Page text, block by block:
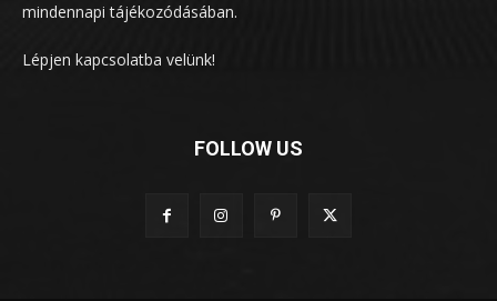
mindennapi tájékozódásában.
Lépjen kapcsolatba velünk!
FOLLOW US